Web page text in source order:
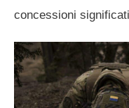
concessioni